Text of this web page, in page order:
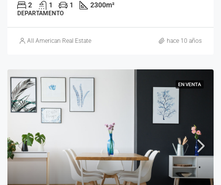
2 1 1 2300m²
DEPARTAMENTO
All American Real Estate hace 10 años
EN VENTA